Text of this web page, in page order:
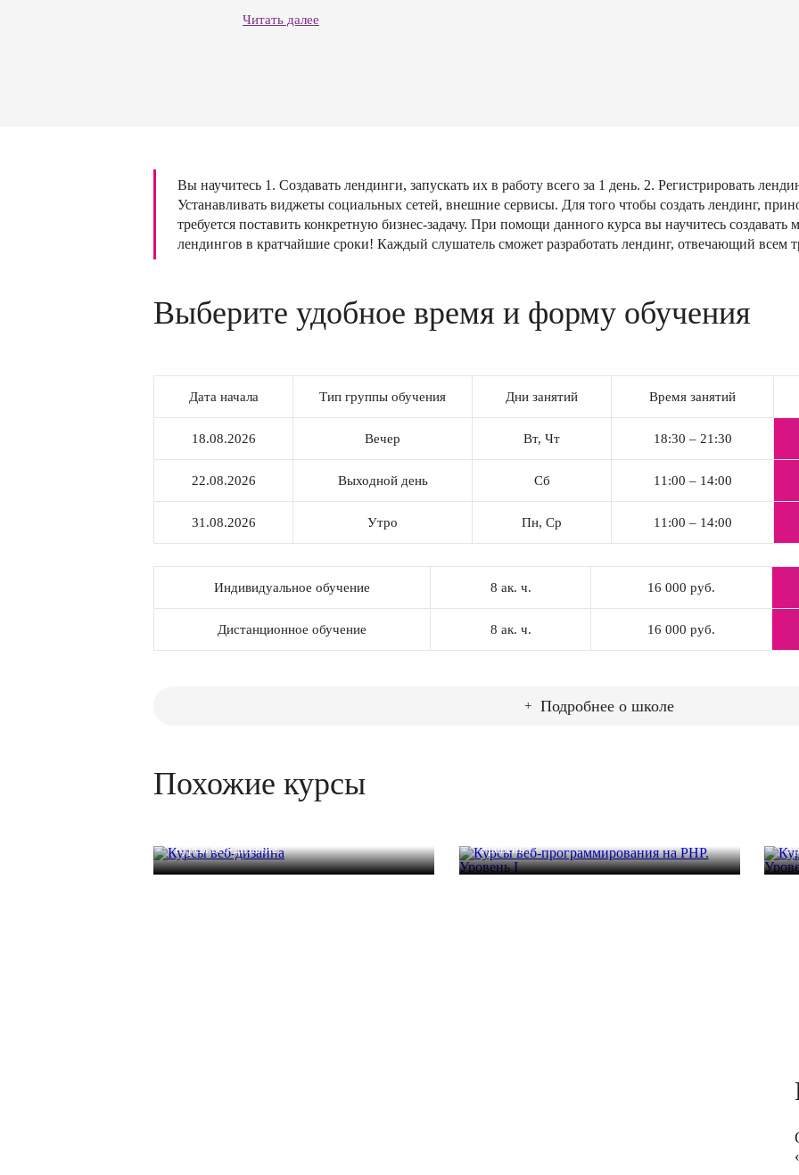
Читать далее
Вы научитесь 1. Создавать лендинги, запускать их в работу всего за 1 день. 2. Регистрировать
Устанавливать виджеты социальных сетей, внешние сервисы. Для того чтобы создать лендинг,
требуется поставить конкретную бизнес-задачу. При помощи данного курса вы научитесь
лендингов в кратчайшие сроки! Каждый слушатель сможет разработать лендинг, отвечающий всем
Выберите удобное время и форму обучения
Дата начала Тип группы обучения Дни занятий Время занятий
18.08.2026 Вечер Вт, Чт 18:30 – 21:30
22.08.2026 Выходной день Сб 11:00 – 14:00
31.08.2026 Утро Пн, Ср 11:00 – 14:00
Индивидуальное обучение 8 ак. ч. 16 000 руб.
Дистанционное обучение 8 ак. ч. 16 000 руб.
Подробнее о школе
Похожие курсы
Курсы веб-дизайна
Уровень I